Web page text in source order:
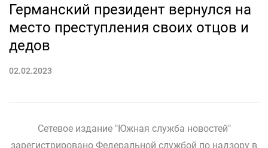
Германский президент вернулся на
место преступления своих отцов и
дедов
02.02.2023
Сетевое издание "Южная служба новостей"
зарегистрировано Федеральной службой по надзору в